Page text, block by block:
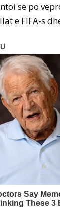
se po
e FIFA-s